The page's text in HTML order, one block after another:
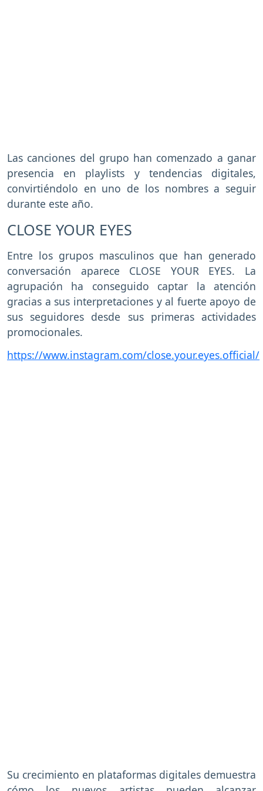
Las canciones del grupo han comenzado a ganar
presencia en playlists y tendencias digitales,
convirtiéndolo en uno de los nombres a seguir
durante este año.
CLOSE YOUR EYES
Entre los grupos masculinos que han generado
conversación aparece CLOSE YOUR EYES. La
agrupación ha conseguido captar la atención
gracias a sus interpretaciones y al fuerte apoyo de
sus seguidores desde sus primeras actividades
promocionales.
https://www.instagram.com/close.your.eyes.official/
Su crecimiento en plataformas digitales demuestra